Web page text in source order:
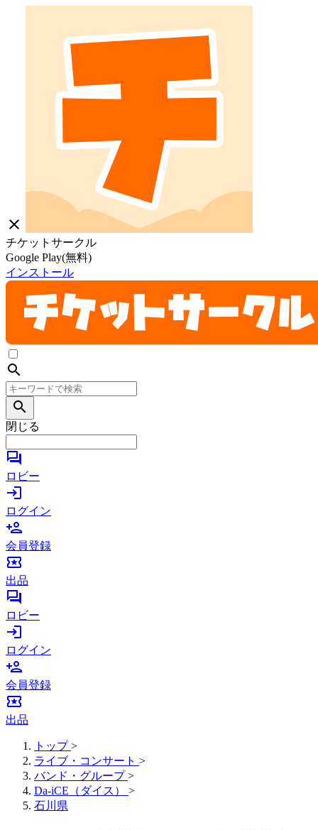
close
チケットサークル
Google Play(無料)
インストール
search
search
閉じる
forum
ロビー
login
ログイン
person_add
会員登録
local_activity
出品
forum
ロビー
login
ログイン
person_add
会員登録
local_activity
出品
トップ >
ライブ・コンサート >
バンド・グループ >
Da-iCE（ダイス）
>
石川県